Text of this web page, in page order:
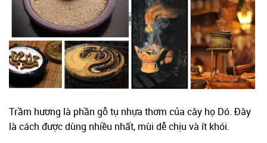
Trầm hương là phần gỗ tụ nhựa thơm của cây họ Dó. Đây
là cách được dùng nhiều nhất, mùi dễ chịu và ít khói.